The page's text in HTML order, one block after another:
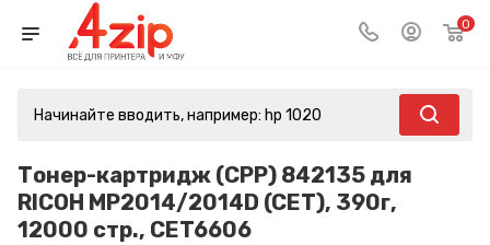
0
Тонер-картридж (CPP) 842135 для
RICOH MP2014/2014D (CET), 390г,
12000 стр., CET6606